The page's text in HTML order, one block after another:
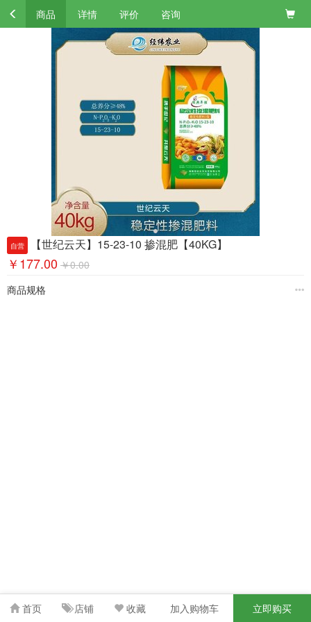
商品 详情 评价 咨询
自营 【世纪云天】15-23-10 掺混肥【40KG】
￥177.00 ￥0.00
商品规格
首页 店铺 收藏 加入购物车 立即购买